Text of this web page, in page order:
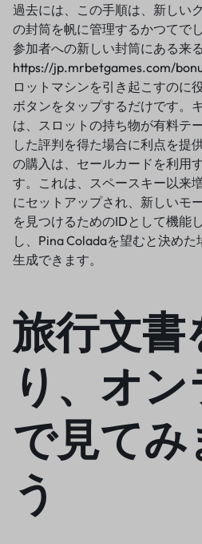
過去には、この手順は、新しい
の封筒を帆に管理するかつてで
参加者への新しい封筒にある来
https://jp.mrbetgames.com/
ロットマシンを引き起こすのに
ボタンをタップするだけです。
は、スロットの持ち物が有料テ
した評判を得た場合に利点を提
の購入は、セールカードを利用
す。これは、スペースキー以来
にセットアップされ、新しいモ
を見つけるためのIDとして機能
し、Pina Coladaを望むと決め
生成できます。
旅行文書
り、オ
で見てみ
う